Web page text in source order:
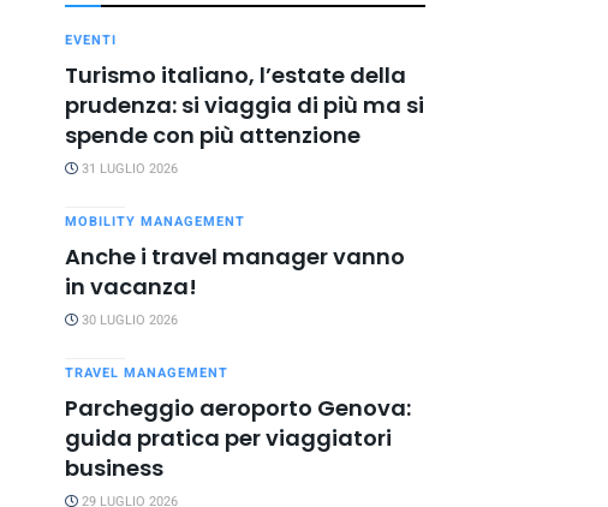
EVENTI
Turismo italiano, l’estate della
prudenza: si viaggia di più ma si
spende con più attenzione
31 LUGLIO 2026
MOBILITY MANAGEMENT
Anche i travel manager vanno
in vacanza!
30 LUGLIO 2026
TRAVEL MANAGEMENT
Parcheggio aeroporto Genova:
guida pratica per viaggiatori
business
29 LUGLIO 2026